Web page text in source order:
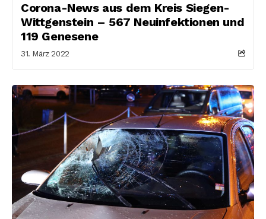
Corona-News aus dem Kreis Siegen-
Wittgenstein – 567 Neuinfektionen und
119 Genesene
31. März 2022